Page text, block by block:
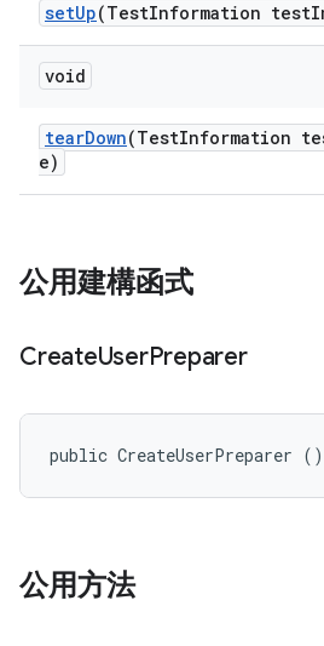
setUp(TestInformation test
void
tearDown(TestInformation
e)
公用建構函式
CreateUserPreparer
public CreateUserPreparer ()
公用方法